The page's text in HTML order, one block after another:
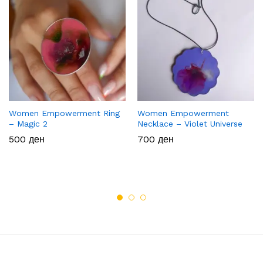
Women Empowerment Ring
– Magic 2
500 ден
Women Empowerment
Necklace – Violet Universe
700 ден